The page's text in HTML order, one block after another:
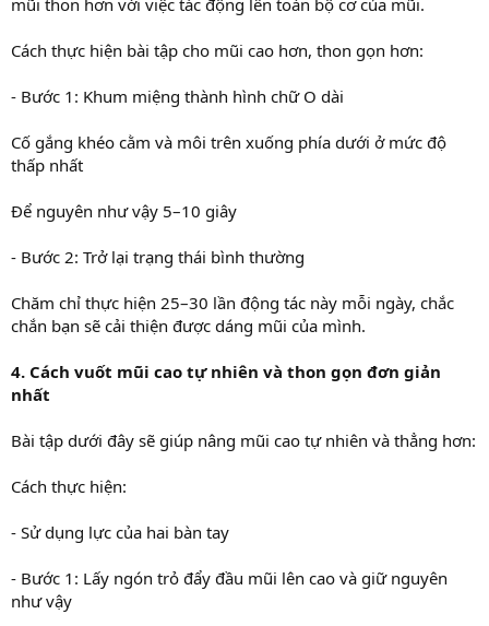
Cách thực hiện bài tập cho mũi cao hơn, thon gọn hơn:
- Bước 1: Khum miệng thành hình chữ O dài
Cố gắng khéo cằm và môi trên xuống phía dưới ở mức độ
thấp nhất
Để nguyên như vậy 5–10 giây
- Bước 2: Trở lại trạng thái bình thường
Chăm chỉ thực hiện 25–30 lần động tác này mỗi ngày, chắc
chắn bạn sẽ cải thiện được dáng mũi của mình.
4. Cách vuốt mũi cao tự nhiên và thon gọn đơn giản
nhất
Bài tập dưới đây sẽ giúp nâng mũi cao tự nhiên và thẳng hơn:
Cách thực hiện:
- Sử dụng lực của hai bàn tay
- Bước 1: Lấy ngón trỏ đẩy đầu mũi lên cao và giữ nguyên
như vậy